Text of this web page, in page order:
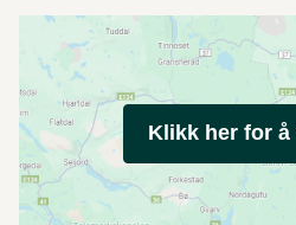
Klikk her for